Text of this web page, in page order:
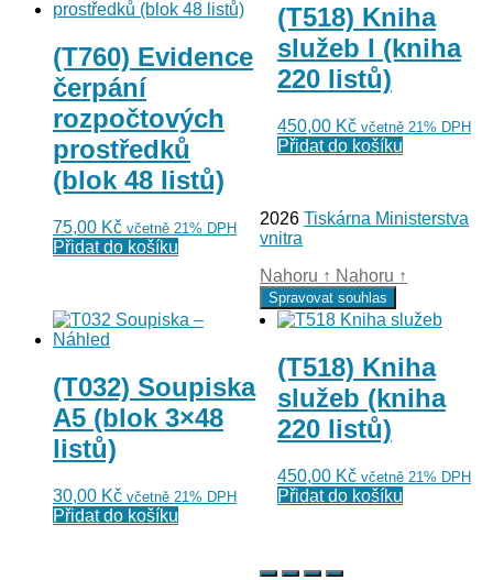
(T760) Evidence
čerpání
rozpočtových
prostředků
(blok 48 listů)
75,00 Kč včetně 21% DPH
Přidat do košíku
(T518) Kniha
služeb I (kniha
220 listů)
450,00 Kč včetně 21% DPH
Přidat do košíku
(T032) Soupiska
A5 (blok 3×48
listů)
30,00 Kč včetně 21% DPH
Přidat do košíku
(T518) Kniha
služeb (kniha
220 listů)
450,00 Kč včetně 21% DPH
Přidat do košíku
2026Tiskárna Ministerstva
vnitra
Nahoru ↑ Nahoru ↑
Spravovat souhlas